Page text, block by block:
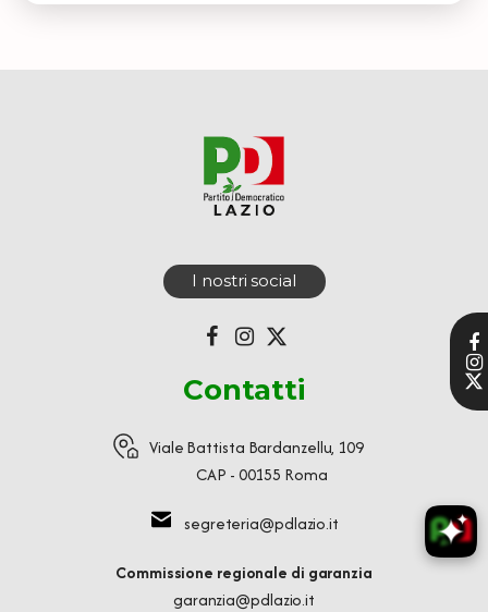
I nostri social
Contatti
Viale Battista Bardanzellu, 109
CAP - 00155 Roma
segreteria@pdlazio.it
Commissione regionale di garanzia
garanzia@pdlazio.it